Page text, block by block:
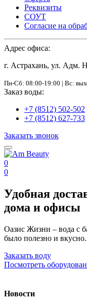
Реквизиты
СОУТ
Согласие на
Адрес офиса:
г. Астрахань, ул. Адм.
Пн-Сб: 08:00-19:00 | Вс:
Заказ воды:
+7 (8512) 502-502
+7 (8512) 627-733
Заказать звонок
0
0
Удобная
дома и офисы
Оазис Жизни – вода с
было полезно и вкусно.
Заказать воду
Посмотреть
Новости